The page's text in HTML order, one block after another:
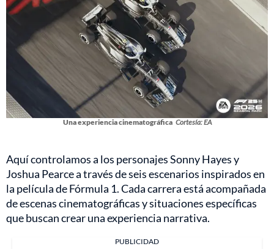
Una experiencia cinematográfica Cortesía: EA
Aquí controlamos a los personajes Sonny Hayes y
Joshua Pearce a través de seis escenarios inspirados en
la película de Fórmula 1. Cada carrera está acompañada
de escenas cinematográficas y situaciones específicas
que buscan crear una experiencia narrativa.
PUBLICIDAD